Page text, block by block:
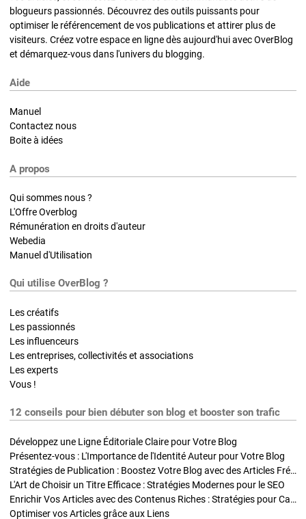
blogueurs passionnés. Découvrez des outils puissants pour
optimiser le référencement de vos publications et attirer plus de
visiteurs. Créez votre espace en ligne dès aujourd'hui avec OverBlog
et démarquez-vous dans l'univers du blogging.
Aide
Manuel
Contactez nous
Boite à idées
A propos
Qui sommes nous ?
L'Offre Overblog
Rémunération en droits d'auteur
Webedia
Manuel d'Utilisation
Qui utilise OverBlog ?
Les créatifs
Les passionnés
Les influenceurs
Les entreprises, collectivités et associations
Les experts
Vous !
12 conseils pour bien débuter son blog et booster son trafic
Développez une Ligne Éditoriale Claire pour Votre Blog
Présentez-vous : L'Importance de l'Identité Auteur pour Votre Blog
Stratégies de Publication : Boostez Votre Blog avec des Articles Fréquents et Exclusifs
L'Art de Choisir un Titre Efficace : Stratégies Modernes pour le SEO
Enrichir Vos Articles avec des Contenus Riches : Stratégies pour Captiver et Optimiser
Optimiser vos Articles grâce aux Liens